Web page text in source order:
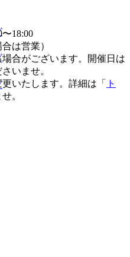
18:00
は営業）
合がございます。開催日は
いませ。
いたします。詳細は「
ト
。